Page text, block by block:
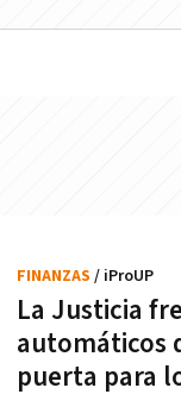
La Justicia
automáticos
puerta para
FINANZAS / iProUP